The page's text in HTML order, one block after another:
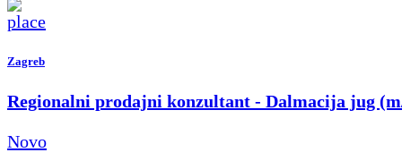
Zagreb
Regionalni prodajni konzultant - Dalmacija jug
Novo